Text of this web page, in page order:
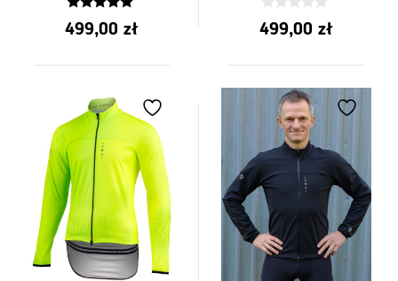
5.00
z 5
499,00 zł
0
z
499,00 zł